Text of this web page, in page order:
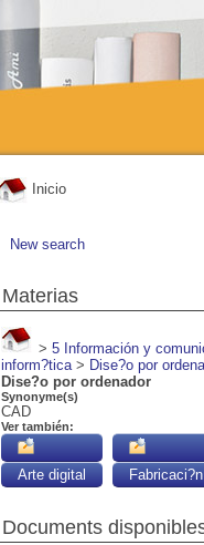
Inicio
New search
Materias
> 5 Información y
inform?tica> Dise?o por
Dise?o por ordenador
Synonyme(s)
CAD
Ver también:
Arte digital
Documents